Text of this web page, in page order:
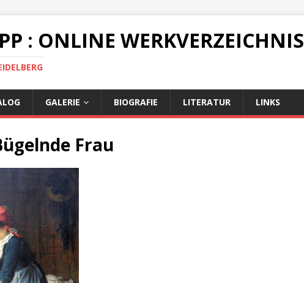
: ONLINE WERKVERZEICHNIS
GALERIE BIOGRAFIE LITERATUR LINKS
Frau